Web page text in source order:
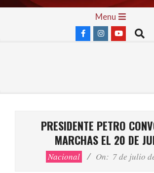
Skip
Menu
Search
PRESIDENTE PETRO
MARCHAS EL 20 DE
Nacional On: 7 de julio